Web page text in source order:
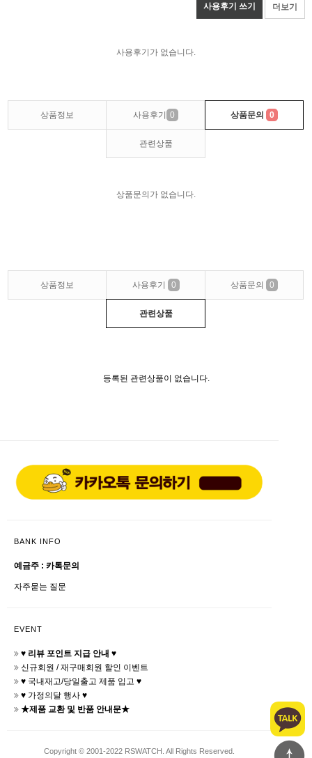
사용후기 쓰기 더보기
사용후기가 없습니다.
상품정보 사용후기 0 상품문의 0
관련상품
상품문의가 없습니다.
상품정보 사용후기 0 상품문의 0
관련상품
등록된 관련상품이 없습니다.
BANK INFO
예금주 : 카톡문의
자주묻는 질문
EVENT
♥ 리뷰 포인트 지급 안내 ♥
신규회원 / 재구매회원 할인 이벤트
♥ 국내재고/당일출고 제품 입고 ♥
♥ 가정의달 행사 ♥
★제품 교환 및 반품 안내문★
Copyright © 2001-2022 RSWATCH. All Rights Reserved.